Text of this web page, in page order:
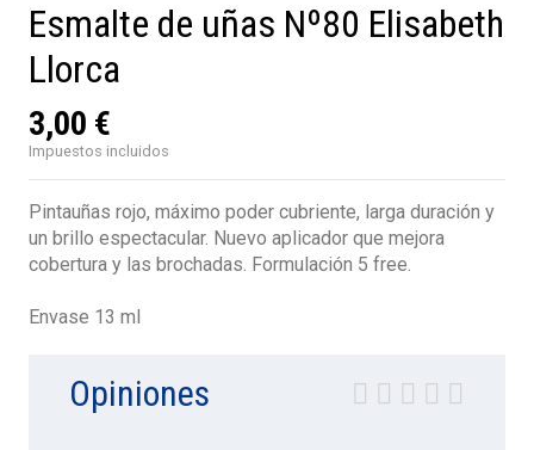
Esmalte de uñas Nº80 Elisabeth
Llorca
3,00 €
Impuestos incluidos
Pintauñas rojo, máximo poder cubriente, larga duración y
un brillo espectacular. Nuevo aplicador que mejora
cobertura y las brochadas. Formulación 5 free.
Envase 13 ml
Opiniones